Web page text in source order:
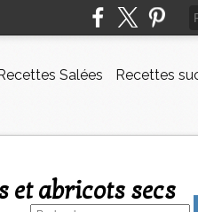
Salées Recettes
et abricots secs